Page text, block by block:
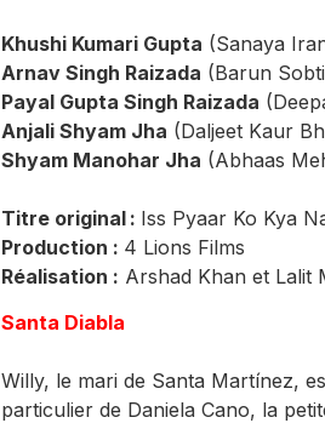
Khushi Kumari Gupta (Sanaya
Arnav Singh Raizada (Barun
Payal Gupta Singh Raizada
Anjali Shyam Jha (Daljeet Kaur
Shyam Manohar Jha (Abhaas
Titre original : Iss Pyaar Ko Kya
Production : 4 Lions Films
Réalisation : Arshad Khan et Lalit
Santa Diabla
Willy, le mari de Santa Martínez,
particulier de Daniela Cano, la